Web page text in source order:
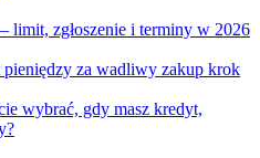
zgłoszenie i terminy w 2026
za wadliwy zakup krok
wybrać, gdy masz kredyt,